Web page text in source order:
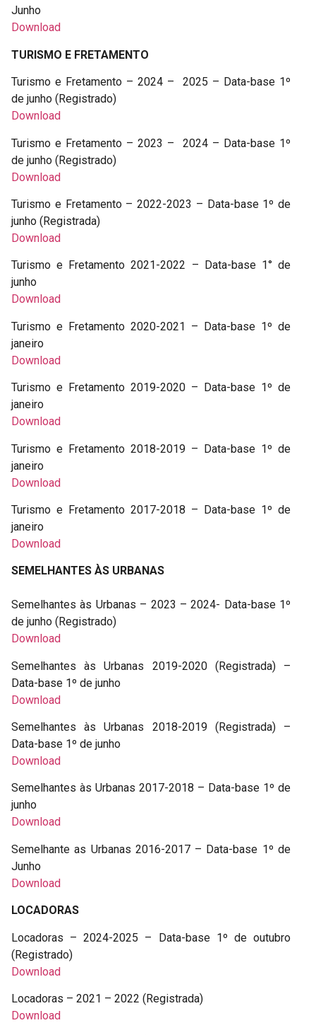
Junho
Download
TURISMO E FRETAMENTO
Turismo e Fretamento – 2024 – 2025 – Data-base 1º
de junho (Registrado)
Download
Turismo e Fretamento – 2023 – 2024 – Data-base 1º
de junho (Registrado)
Download
Turismo e Fretamento – 2022-2023 – Data-base 1º de
junho (Registrada)
Download
Turismo e Fretamento 2021-2022 – Data-base 1° de
junho
Download
Turismo e Fretamento 2020-2021 – Data-base 1º de
janeiro
Download
Turismo e Fretamento 2019-2020 – Data-base 1º de
janeiro
Download
Turismo e Fretamento 2018-2019 – Data-base 1º de
janeiro
Download
Turismo e Fretamento 2017-2018 – Data-base 1º de
janeiro
Download
SEMELHANTES ÀS URBANAS
Semelhantes às Urbanas – 2023 – 2024- Data-base 1º
de junho (Registrado)
Download
Semelhantes às Urbanas 2019-2020 (Registrada) –
Data-base 1º de junho
Download
Semelhantes às Urbanas 2018-2019 (Registrada) –
Data-base 1º de junho
Download
Semelhantes às Urbanas 2017-2018 – Data-base 1º de
junho
Download
Semelhante as Urbanas 2016-2017 – Data-base 1º de
Junho
Download
LOCADORAS
Locadoras – 2024-2025 – Data-base 1º de outubro
(Registrado)
Download
Locadoras – 2021 – 2022 (Registrada)
Download